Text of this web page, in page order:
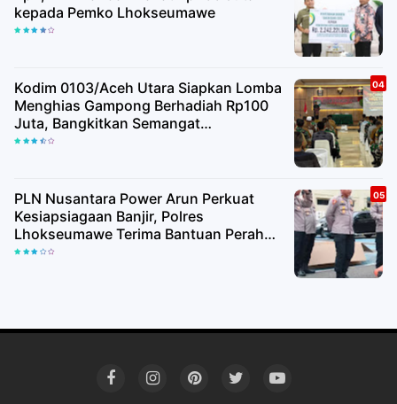
kepada Pemko Lhokseumawe
Kodim 0103/Aceh Utara Siapkan Lomba
Menghias Gampong Berhadiah Rp100
Juta, Bangkitkan Semangat
Kemerdekaan hingga Pelosok Desa
PLN Nusantara Power Arun Perkuat
Kesiapsiagaan Banjir, Polres
Lhokseumawe Terima Bantuan Perahu
Karet